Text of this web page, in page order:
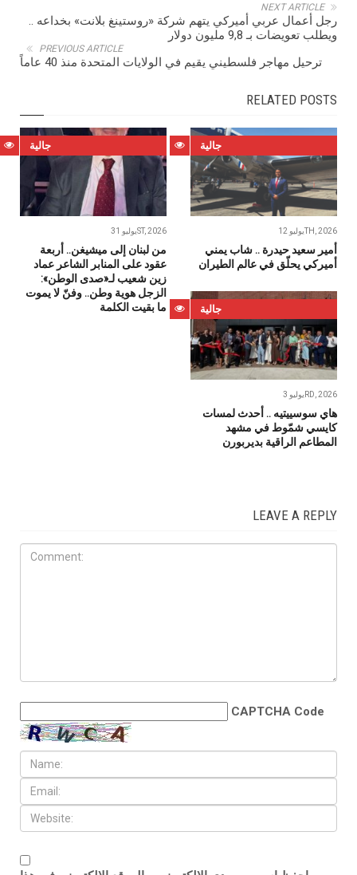
NEXT ARTICLE
رجل أعمال عربي أميركي يتهم شركة «روستينغ بلانت» بخداعه ..
ويطلب تعويضات بـ 9,8 مليون دولار
PREVIOUS ARTICLE
ترحيل مهاجر فلسطيني يقيم في الولايات المتحدة منذ 40 عاماً
RELATED POSTS
جالية
يوليو 31ST, 2026
من لبنان إلى ميشيغن.. أربعة
عقود على المنابر الشاعر عماد
زين شعيب لـ«صدى الوطن»:
الزجل هوية وطن.. وفنّ لا يموت
ما بقيت الكلمة
جالية
يوليو 12TH, 2026
أمير سعيد حيدرة .. شاب يمني
أميركي يحلّق في عالم الطيران
جالية
يوليو 3RD, 2026
هاي سوسييتيه .. أحدث لمسات
كايسي شمّوط في مشهد
المطاعم الراقية بديربورن
LEAVE A REPLY
CAPTCHA Code